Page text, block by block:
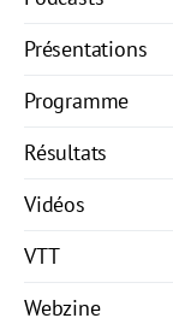
Présentations
Programme
Résultats
Vidéos
VTT
Webzine